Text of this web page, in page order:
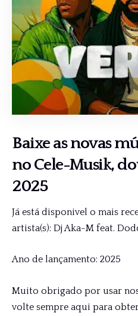
Baixe as novas
noCele-Musik,
2025
Já está disponivel o mais
artista(s): Dj Aka-M feat.
Ano de lançamento: 2025
Muito obrigado por usar
volte sempre aqui para